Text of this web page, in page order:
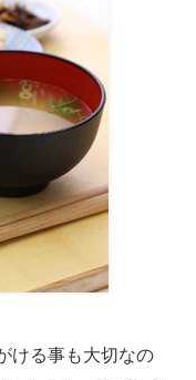
ける事も大切なの